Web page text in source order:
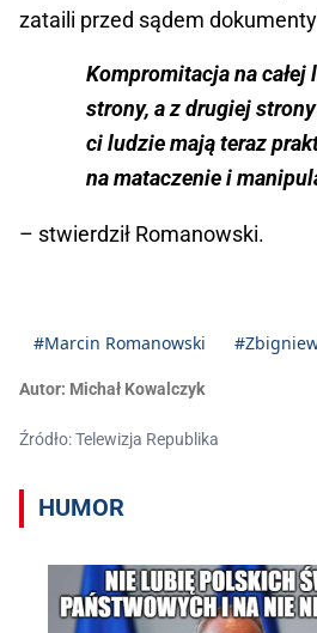
zataili przed sądem
Kompromitacja na
strony, a z drugiej
ci ludzie mają teraz
na mataczenie i
– stwierdził Romanowski.
#Marcin Romanowski
Autor: Michał Kowalczyk
Źródło: Telewizja Republika
HUMOR